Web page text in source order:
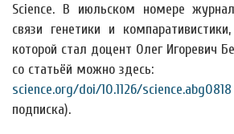
Science. В июльском номере
связи генетики и
которой стал доцент Олег Игоревич
со статьёй можно здесь:
science.org/doi/10.1126/science.abg0818
подписка).